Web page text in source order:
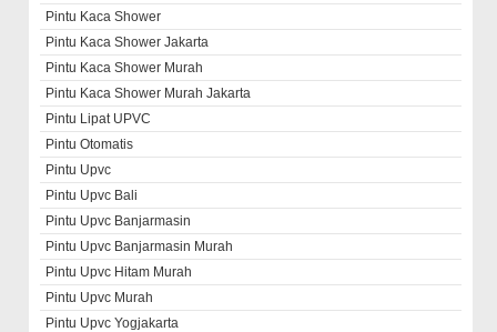
Pintu Kaca Shower
Pintu Kaca Shower Jakarta
Pintu Kaca Shower Murah
Pintu Kaca Shower Murah Jakarta
Pintu Lipat UPVC
Pintu Otomatis
Pintu Upvc
Pintu Upvc Bali
Pintu Upvc Banjarmasin
Pintu Upvc Banjarmasin Murah
Pintu Upvc Hitam Murah
Pintu Upvc Murah
Pintu Upvc Yogjakarta